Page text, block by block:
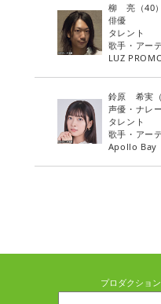
柳 亮 （40）
俳優
タレント
歌手・アー
LUZ
鈴原 希実
声優・ナレ
タレント
歌手・アー
Apollo Bay
プロダクショ